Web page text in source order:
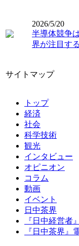
2026/5/20
半導体競争
界が注目す
サイトマップ
トップ
経済
社会
科学技術
観光
インタビュー
オピニオン
コラム
動画
イベント
日中茶界
『日中経営者
『日中茶界』